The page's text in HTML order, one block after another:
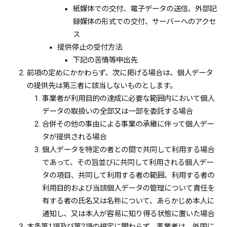
紙媒体での交付、電子データの送信、外部記
録媒体の形式での交付、サーバーへのアクセ
ス
提供停止の受付方法
下記の苦情等申出先
前項の定めにかかわらず、次に掲げる場合は、個人データ
の提供先は第三者に該当しないものとします。
事業者が利用目的の達成に必要な範囲内において個人
データの取扱いの全部又は一部を委託する場合
合併その他の事由による事業の承継に伴って個人デー
タが提供される場合
個人データを特定の者との間で共同して利用する場合
であって、その旨並びに共同して利用される個人デー
タの項目、共同して利用する者の範囲、利用する者の
利用目的および当該個人データの管理について責任を
有する者の氏名又は名称について、あらかじめ本人に
通知し、又は本人が容易に知り得る状態に置いた場合